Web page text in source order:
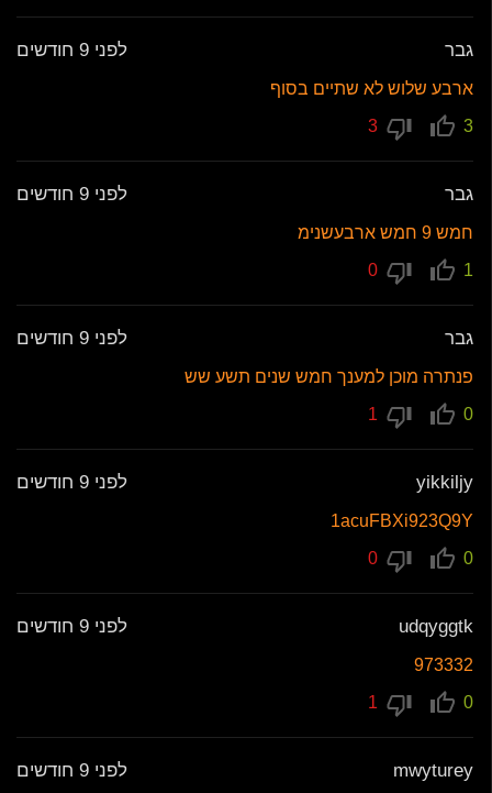
גבר לפני 9 חודשים
ארבע שלוש לא שתיים בסוף
3
גבר לפני 9 חודשים
חמש 9 חמש ארבעשנימ
1
גבר לפני 9 חודשים
פנתרה מוכן למענך חמש שנים תשע שש
0
yikkiljy לפני 9 חודשים
1acuFBXi923Q9Y
0
udqyggtk לפני 9 חודשים
973332
0
mwyturey לפני 9 חודשים